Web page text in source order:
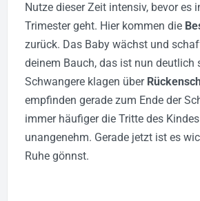
Nutze dieser Zeit intensiv, bevor es
Trimester geht. Hier kommen die
zurück. Das Baby wächst und
deinem Bauch, das ist nun deutlich
Schwangere klagen über
empfinden gerade zum Ende der
immer häufiger die Tritte des
unangenehm. Gerade jetzt ist es
Ruhe gönnst.